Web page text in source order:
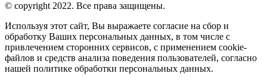
© copyright 2022. Все права защищены.
Используя этот сайт, Вы выражаете согласие на сбор и
обработку Ваших персональных данных, в том числе с
привлечением сторонних сервисов, с применением cookie-
файлов и средств анализа поведения пользователей, согласно
нашей политике обработки персональных данных.